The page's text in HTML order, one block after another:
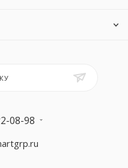
08-98